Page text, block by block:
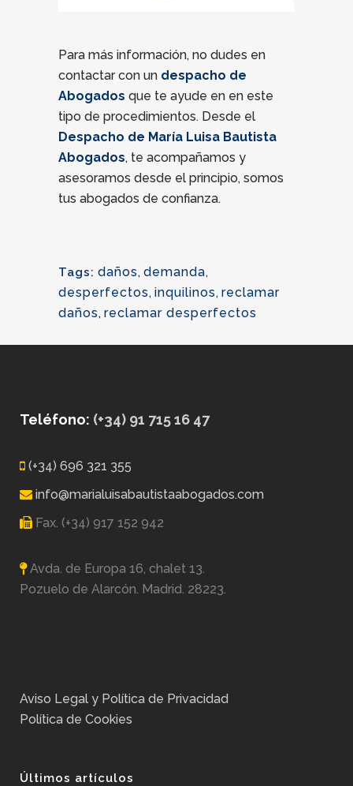
Para más información, no dudes en
contactar con un despacho de
Abogados que te ayude en en este
tipo de procedimientos. Desde el
Despacho de María Luisa Bautista
Abogados, te acompañamos y
asesoramos desde el principio, somos
tus abogados de confianza.
Tags: daños, demanda,
desperfectos, inquilinos, reclamar
daños, reclamar desperfectos
Teléfono: (+34) 91 715 16 47
(+34) 696 321 355
info@marialuisabautistaabogados.com
Fax. (+34) 917 152 942
Avda. de Europa 16, chalet 13.
Pozuelo de Alarcón. Madrid. 28223.
Aviso Legal y Política de Privacidad
Política de Cookies
Últimos artículos